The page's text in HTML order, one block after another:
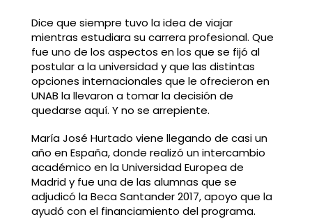
Dice que siempre tuvo la idea de viajar
mientras estudiara su carrera profesional. Que
fue uno de los aspectos en los que se fijó al
postular a la universidad y que las distintas
opciones internacionales que le ofrecieron en
UNAB la llevaron a tomar la decisión de
quedarse aquí. Y no se arrepiente.
María José Hurtado viene llegando de casi un
año en España, donde realizó un intercambio
académico en la Universidad Europea de
Madrid y fue una de las alumnas que se
adjudicó la Beca Santander 2017, apoyo que la
ayudó con el financiamiento del programa.